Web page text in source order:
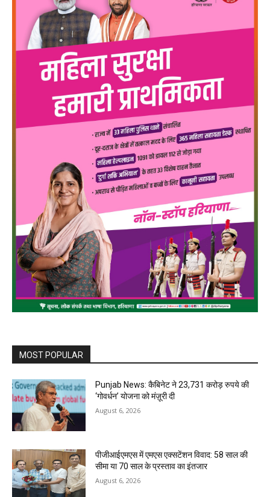
MOST POPULAR
Punjab News: कैबिनेट ने 23,731 करोड़ रुपये की
‘गोवर्धन’ योजना को मंज़ूरी दी
August 6, 2026
पीजीआईएमएस में एमएस एक्सटेंशन विवाद: 58 साल की
सीमा या 70 साल के प्रस्ताव का इंतजार
August 6, 2026